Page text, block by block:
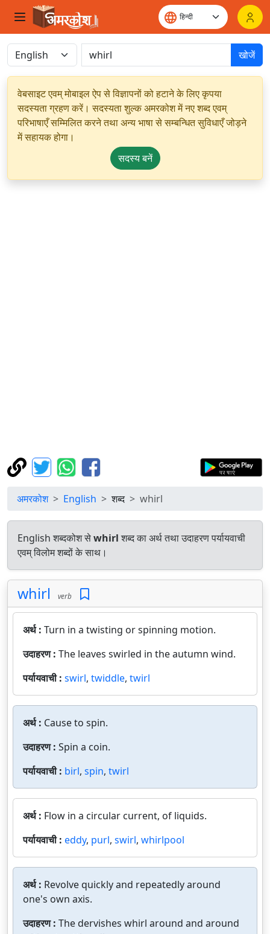
खोजें
वेबसाइट एवम् मोबाइल ऐप से विज्ञापनों को हटाने के लिए कृपया
सदस्यता ग्रहण करें। सदस्यता शुल्क अमरकोश में नए शब्द एवम्
परिभाषाएँ सम्मिलित करने तथा अन्य भाषा से सम्बन्धित सुविधाएँ जोड़ने
में सहायक होगा।
सदस्य बनें
अमरकोश English शब्द whirl
English शब्दकोश सेwhirlशब्द का अर्थ तथा उदाहरण पर्यायवाची
एवम् विलोम शब्दों के साथ।
whirl verb
अर्थ : Turn in a twisting or spinning motion.
उदाहरण : The leaves swirled in the autumn wind.
पर्यायवाची : swirl, twiddle, twirl
अर्थ : Cause to spin.
उदाहरण : Spin a coin.
पर्यायवाची : birl, spin, twirl
अर्थ : Flow in a circular current, of liquids.
पर्यायवाची : eddy, purl, swirl, whirlpool
अर्थ : Revolve quickly and repeatedly around
one's own axis.
उदाहरण : The dervishes whirl around and around